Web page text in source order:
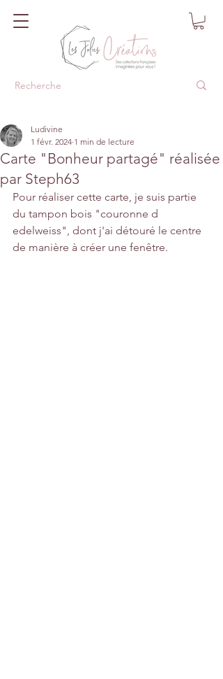
Carte "Bonheur partagé" réalisée
par Steph63
Ludivine
1 févr. 2024 1 min de lecture
Pour réaliser cette carte, je suis partie
du tampon bois "couronne d
edelweiss", dont j'ai détouré le centre
de manière à créer une fenêtre.